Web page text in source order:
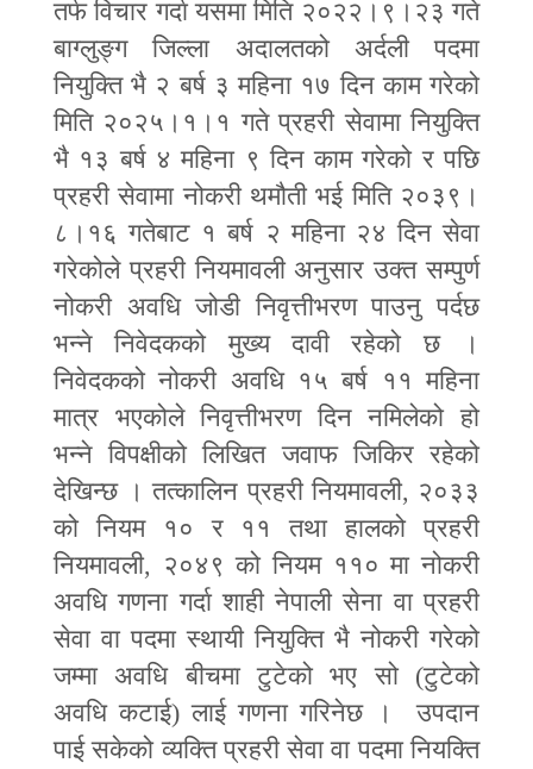
तर्फ विचार गर्दा यसमा मिति २०२२।९।२३ गते
बाग्लुङ्ग जिल्ला अदालतको अर्दली पदमा
नियुक्ति भै २ बर्ष ३ महिना १७ दिन काम गरेको
मिति २०२५।१।१ गते प्रहरी सेवामा नियुक्ति
भै १३ बर्ष ४ महिना ९ दिन काम गरेको र पछि
प्रहरी सेवामा नोकरी थमौती भई मिति २०३९।
८।१६ गतेबाट १ बर्ष २ महिना २४ दिन सेवा
गरेकोले प्रहरी नियमावली अनुसार उक्त सम्पुर्ण
नोकरी अवधि जोडी निवृत्तीभरण पाउनु पर्दछ
भन्ने निवेदकको मुख्य दावी रहेको छ ।
निवेदकको नोकरी अवधि १५ बर्ष ११ महिना
मात्र भएकोले निवृत्तीभरण दिन नमिलेको हो
भन्ने विपक्षीको लिखित जवाफ जिकिर रहेको
देखिन्छ । तत्कालिन प्रहरी नियमावली, २०३३
को नियम १० र ११ तथा हालको प्रहरी
नियमावली, २०४९ को नियम ११० मा नोकरी
अवधि गणना गर्दा शाही नेपाली सेना वा प्रहरी
सेवा वा पदमा स्थायी नियुक्ति भै नोकरी गरेको
जम्मा अवधि बीचमा टुटेको भए सो (टुटेको
अवधि कटाई)लाई गणना गरिनेछ । उपदान
पाई सकेको व्यक्ति प्रहरी सेवा वा पदमा नियक्ति